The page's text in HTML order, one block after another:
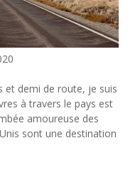
et demi de route, je suis
à travers le pays est
amoureuse des
sont une destination